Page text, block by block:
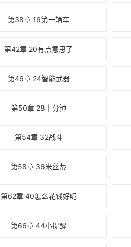
第38章 16第一辆车
第42章 20有点意思了
第46章 24智能武器
第50章 28十分钟
第54章 32战斗
第58章 36米丝蒂
第62章 40怎么花钱好呢
第66章 44小提醒